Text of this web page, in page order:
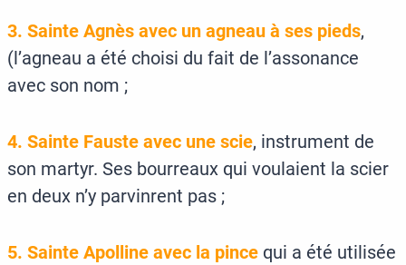
3. Sainte Agnès avec un agneau à ses pieds,
(l’agneau a été choisi du fait de l’assonance
avec son nom ;
4. Sainte Fauste avec une scie, instrument de
son martyr. Ses bourreaux qui voulaient la scier
en deux n’y parvinrent pas ;
5. Sainte Apolline avec la pince qui a été utilisée